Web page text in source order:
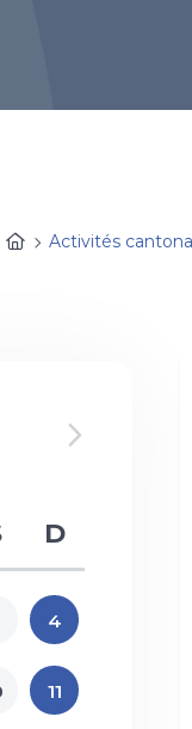
Activités
D
4
11
en